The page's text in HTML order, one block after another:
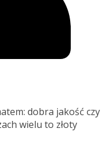
dobra jakość czy
wielu to złoty